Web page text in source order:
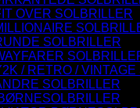
OVER SOLBRILLER
SOLBRILLER
/ RETRO /
SOLBRILLER